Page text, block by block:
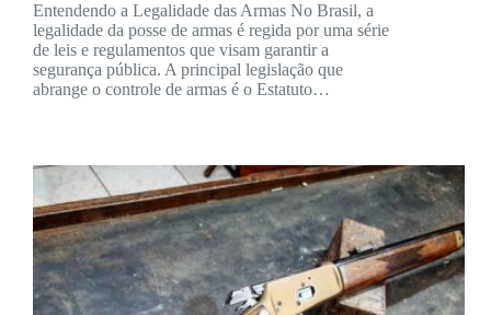
Entendendo a Legalidade das Armas No Brasil, a
legalidade da posse de armas é regida por uma série
de leis e regulamentos que visam garantir a
segurança pública. A principal legislação que
abrange o controle de armas é o Estatuto…